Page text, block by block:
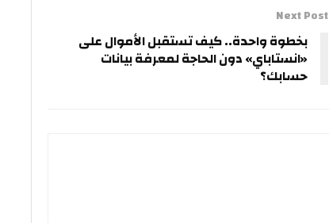
Next Post
بخطوة واحدة.. كيف تستقبل الأموال على
«انستاباي» دون الحاجة لمعرفة بيانات
حسابك؟